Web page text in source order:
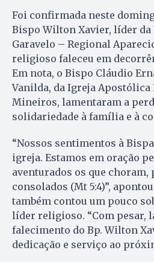
Foi confirmada neste
Bispo Wilton Xavier, líder da
Garavelo – Regional
religioso faleceu em
Em nota, o Bispo Cláudio
Vanilda, da Igreja Apostólica
Mineiros, lamentaram a
solidariedade à família e à
“Nossos sentimentos à
igreja. Estamos em oração
aventurados os que choram,
consolados (Mt 5:4)”,
também contou um pouco
líder religioso. “Com pesar,
falecimento do Bp. Wilton
dedicação e serviço ao